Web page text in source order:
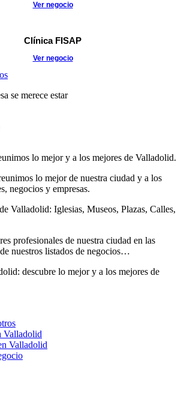
Ver negocio
Clínica FISAP
Ver negocio
se merece estar
lo mejor y a los mejores de Valladolid.
lo mejor de nuestra ciudad y a los
negocios y empresas.
Valladolid: Iglesias, Museos, Plazas, Calles,
profesionales de nuestra ciudad en las
nuestros listados de negocios…
descubre lo mejor y a los mejores de
Valladolid
Valladolid